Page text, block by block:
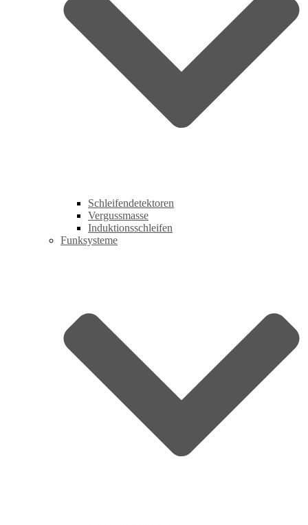
Schleifendetektoren
Vergussmasse
Induktionsschleifen
Funksysteme